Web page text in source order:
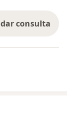
consulta